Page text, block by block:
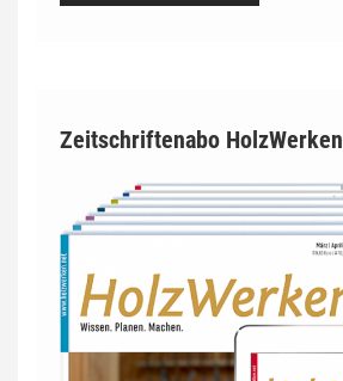
Zeitschriftenabo HolzWerken